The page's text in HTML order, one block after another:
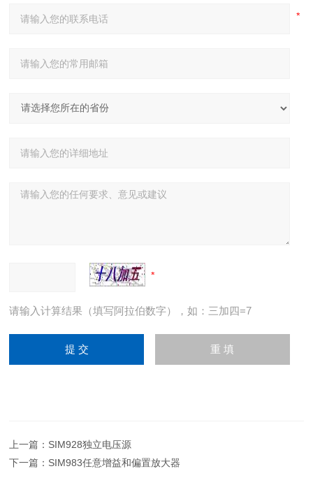
请输入计算结果（填写阿拉伯数字），如：三加四=7
上一篇： SIM928独立电压源
下一篇： SIM983任意增益和偏置放大器